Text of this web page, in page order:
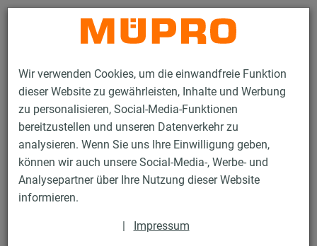
Wir verwenden Cookies, um die einwandfreie Funktion
dieser Website zu gewährleisten, Inhalte und Werbung
zu personalisieren, Social-Media-Funktionen
bereitzustellen und unseren Datenverkehr zu
analysieren. Wenn Sie uns Ihre Einwilligung geben,
können wir auch unsere Social-Media-, Werbe- und
Analysepartner über Ihre Nutzung dieser Website
informieren.
| Impressum
Kontakt
Produkte Brandschutz
Brandgeprüfte Befestigungen
Installationsschienen
MPC-Hammerkopfbefestiger 38/24 - 40/120